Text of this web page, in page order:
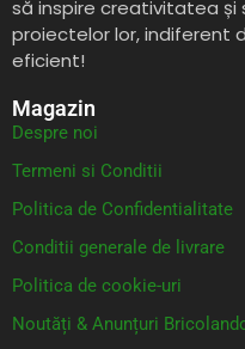
să inspire creativitatea și
proiectelor lor, indiferent
eficient!
Magazin
Despre noi
Termeni si Conditii
Politica de Confidentialitate
Conditii generale de livrare
Politica de cookie-uri
Noutăți & Anunțuri